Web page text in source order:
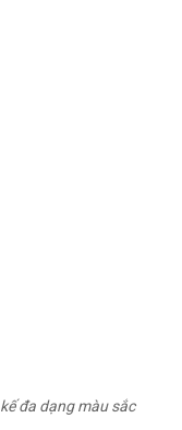
đa dạng màu sắc